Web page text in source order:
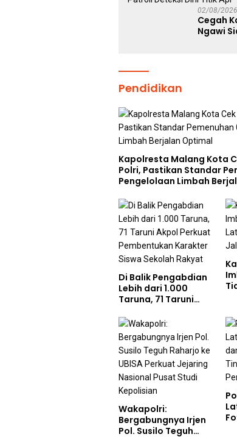
Atlet
02/08/2026
Cegah
Ngawi
Pendidikan
Kapolresta Malang Kota
Polri, Pastikan Standar
Pengelolaan Limbah
Di Balik Pengabdian
Lebih dari 1.000
Taruna, 71 Taruni
Pembentukan
Karakter Siswa
Sekolah Rakyat
Wakapolri:
Bergabungnya Irjen
Pol. Susilo Teguh